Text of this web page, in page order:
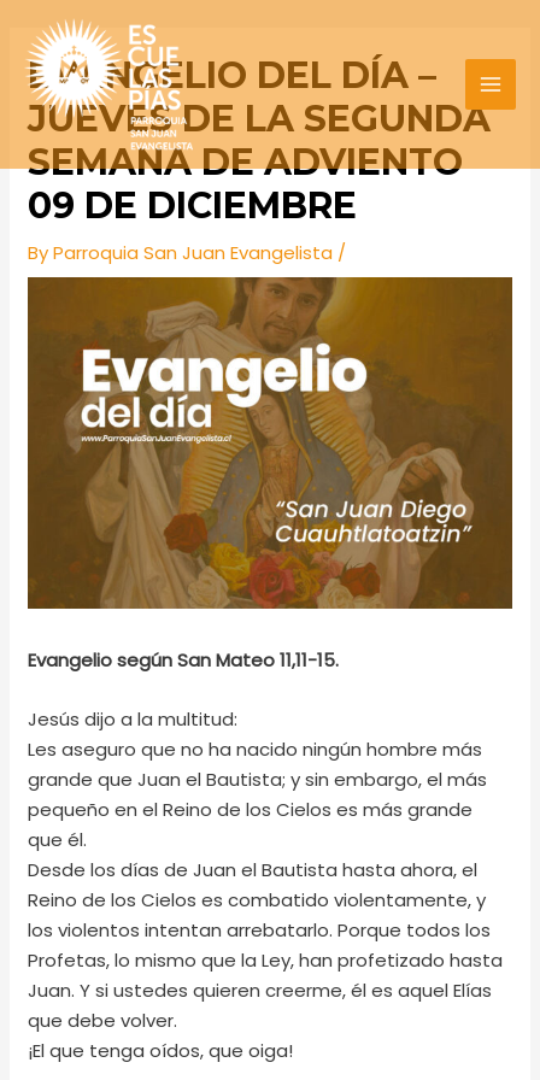
content
EVANGELIO DEL DÍA –
JUEVES DE LA SEGUNDA
SEMANA DE ADVIENTO
09 DE DICIEMBRE
ByParroquia San Juan Evangelista /
Evangelio según San Mateo 11,11-15.
Jesús dijo a la multitud:
Les aseguro que no ha nacido ningún hombre más
grande que Juan el Bautista; y sin embargo, el más
pequeño en el Reino de los Cielos es más grande
que él.
Desde los días de Juan el Bautista hasta ahora, el
Reino de los Cielos es combatido violentamente, y
los violentos intentan arrebatarlo. Porque todos los
Profetas, lo mismo que la Ley, han profetizado hasta
Juan. Y si ustedes quieren creerme, él es aquel Elías
que debe volver.
¡El que tenga oídos, que oiga!
Post
navigation